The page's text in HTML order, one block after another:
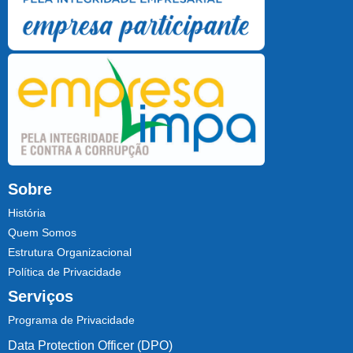
Sobre
História
Quem Somos
Estrutura Organizacional
Política de Privacidade
Serviços
Programa de Privacidade
Data Protection Officer (DPO)